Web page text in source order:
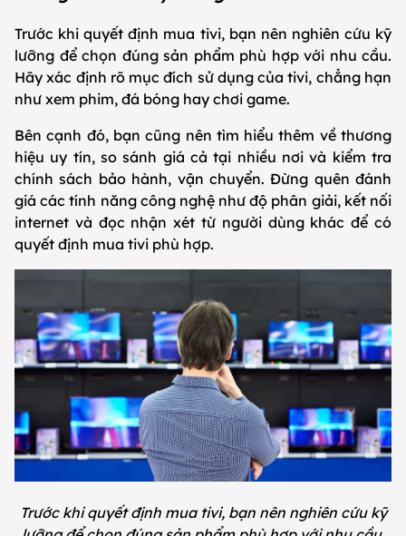
Trước khi quyết định mua tivi, bạn nên nghiên cứu kỹ
lưỡng để chọn đúng sản phẩm phù hợp với nhu cầu.
Hãy xác định rõ mục đích sử dụng của tivi, chẳng hạn
như xem phim, đá bóng hay chơi game.
Bên cạnh đó, bạn cũng nên tìm hiểu thêm về thương
hiệu uy tín, so sánh giá cả tại nhiều nơi và kiểm tra
chính sách bảo hành, vận chuyển. Đừng quên đánh
giá các tính năng công nghệ như độ phân giải, kết nối
internet và đọc nhận xét từ người dùng khác để có
quyết định mua tivi phù hợp.
Trước khi quyết định mua tivi, bạn nên nghiên cứu kỹ